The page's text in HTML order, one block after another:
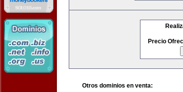
Precio
Otros dominios en venta: